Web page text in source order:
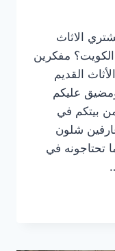
الاثاث
مفكرين
القديم
عليكم
بيتكم في
شلون
تحتاجونه في